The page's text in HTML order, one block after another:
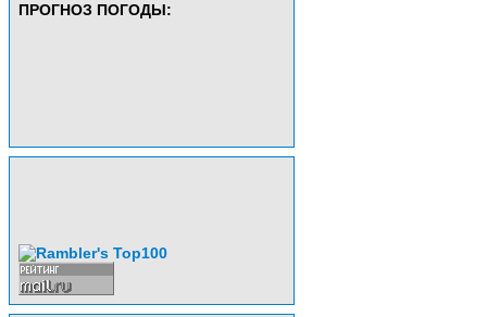
ПРОГНОЗ ПОГОДЫ: